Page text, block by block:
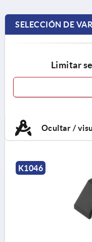
SELECCIÓN DE
Limitar
Ocultar /
K1046